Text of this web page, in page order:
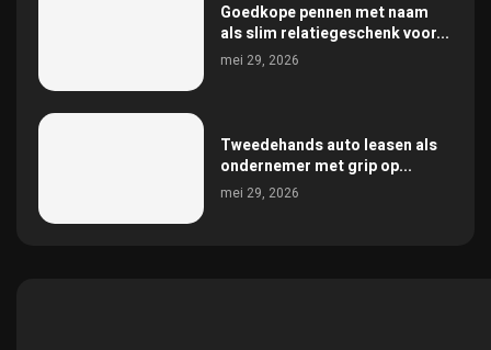
Goedkope pennen met naam
als slim relatiegeschenk voor...
mei 29, 2026
Tweedehands auto leasen als
ondernemer met grip op...
mei 29, 2026